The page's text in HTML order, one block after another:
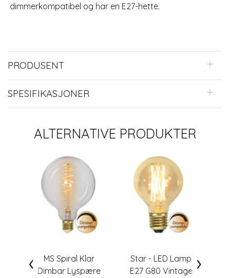
dimmerkompatibel og har en E27-hette.
PRODUSENT
SPESIFIKASJONER
ALTERNATIVE PRODUKTER
MS Spiral Klar
Dimbar Lyspære
Star - LED Lamp
E27 G80 Vintage
‹ ›